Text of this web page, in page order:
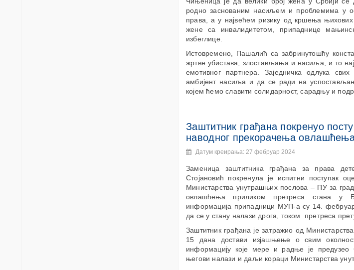
родно заснованим насиљем и проблемима у
права, а у највећем ризику од кршења
жене са инвалидитетом, припаднице
избеглице.
Истовремено, Пашалић са забринутошћу
жртве убистава, злостављања и насиља, и то
емотивног партнера. Заједничка одлука
амбијент насиља и да се ради на
којем ћемо славити солидарност, сарадњу и
Заштитник грађана покренуо
наводног прекорачења
Датум креирања: 27 фебруар 2024
Заменица заштитника грађана за права
Стојановић покренула је испитни поступак
Министарства унутрашњих послова – ПУ за
овлашћења приликом претреса стана у
информација припадници МУП-а су 14.
да се у стану налази дрога, током претреса
Заштитник грађана је затражио од
15 дана достави изјашњење о свим
информацију које мере и радње је предузео
његови налази и даљи кораци Министарства